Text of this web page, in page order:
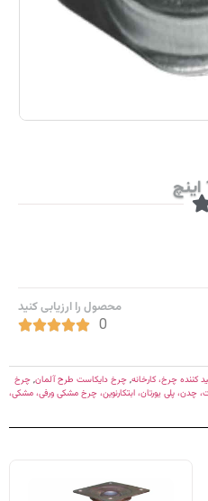
محصول را ارزیابی کنید
0





کننده چرخ، کارخانه, چرخ دایکاست طرح آلمان, چرخ
پلی یورتان، ابتکارنوین، چرخ مشکی ورفی، مشکی،